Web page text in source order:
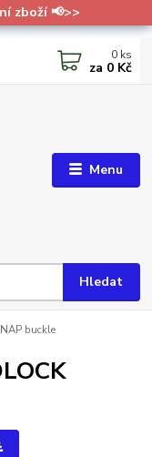
zboží 📢>>
Menu
Hledat
0 ks
za 0 Kč
buckle